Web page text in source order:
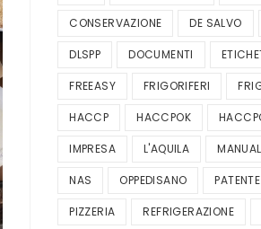
CONSERVAZIONE DE SALVO
DLSPP DOCUMENTI
FREEASY FRIGORIFERI
HACCP HACCPOK
IMPRESA L'AQUILA
NAS OPPEDISANO
PIZZERIA REFRIGERAZIONE